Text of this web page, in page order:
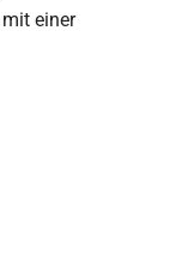
einer